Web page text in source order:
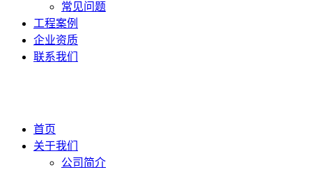
常见问题
工程案例
企业资质
联系我们
首页
关于我们
公司简介